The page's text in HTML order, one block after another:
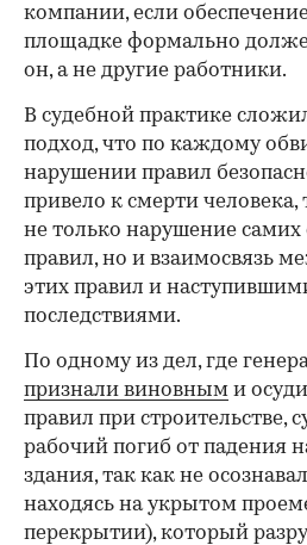
компании, если
площадке формально
он, а не другие работники.
В судебной практике
подход, что по каждому
нарушении правил
привело к смерти человека,
не только нарушение
правил, но и взаимосвязь
этих правил и
последствиями.
По одному из дел, где
признали виновным и
правил при строительстве,
рабочий погиб от падения
здания, так как не
находясь на укрытом
перекрытии), который